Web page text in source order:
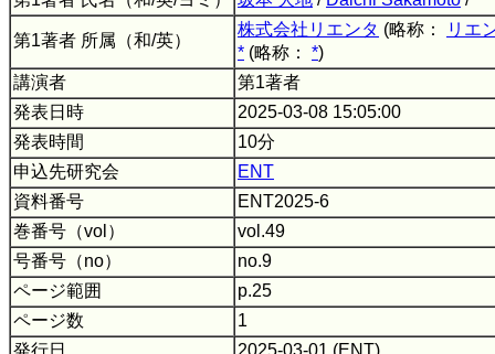
第1著者 所属（和/英）
株式会社リエンタ (略称：
リエ
* (略称： *)
講演者
第1著者
発表日時
2025-03-08 15:05:00
発表時間
10分
申込先研究会
ENT
資料番号
ENT2025-6
巻番号（vol）
vol.49
号番号（no）
no.9
ページ範囲
p.25
ページ数
1
発行日
2025-03-01 (ENT)